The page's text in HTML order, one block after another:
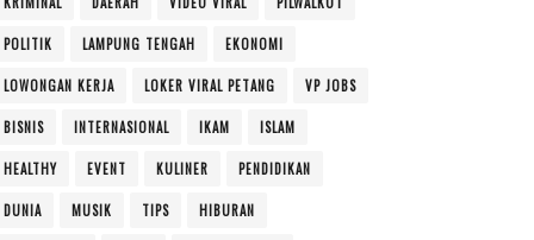
POLITIK LAMPUNG TENGAH EKONOMI
LOWONGAN KERJA LOKER VIRAL PETANG VP JOBS
BISNIS INTERNASIONAL IKAM ISLAM
HEALTHY EVENT KULINER PENDIDIKAN
DUNIA MUSIK TIPS HIBURAN